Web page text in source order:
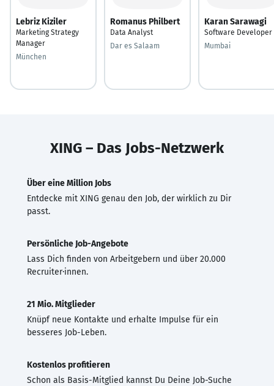
Lebriz Kiziler
Marketing Strategy
Manager
München
Romanus Philbert
Data Analyst
Dar es Salaam
Karan Sarawagi
Software Developer
Mumbai
XING – Das Jobs-Netzwerk
Über eine Million Jobs
Entdecke mit XING genau den Job, der wirklich zu Dir
passt.
Persönliche Job-Angebote
Lass Dich finden von Arbeitgebern und über 20.000
Recruiter·innen.
21 Mio. Mitglieder
Knüpf neue Kontakte und erhalte Impulse für ein
besseres Job-Leben.
Kostenlos profitieren
Schon als Basis-Mitglied kannst Du Deine Job-Suche